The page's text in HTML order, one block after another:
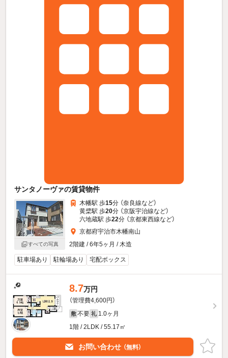
サンタノーヴァの賃貸物件
すべての写真
木幡駅 歩15分 （奈良線など）
黄檗駅 歩20分 （京阪宇治線など）
六地蔵駅 歩22分 （京都東西線など）
京都府宇治市木幡南山
2階建 / 6年5ヶ月 / 木造
駐車場あり 駐輪場あり 宅配ボックス
8.7万円
（管理費4,600円）
敷 不要 礼 1.0ヶ月
1階 / 2LDK / 55.17㎡
お問い合わせ （無料）